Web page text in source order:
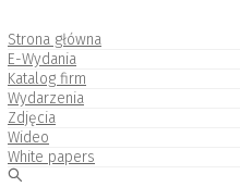
Strona główna
E-Wydania
Katalog firm
Wydarzenia
Zdjęcia
Wideo
White papers